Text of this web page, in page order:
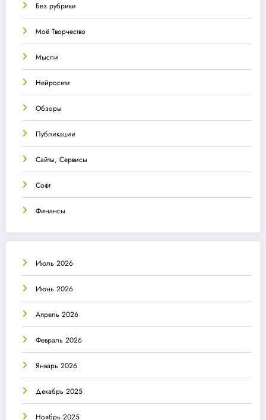
Без рубрики
Моё Творчество
Мысли
Нейросети
Обзоры
Публикации
Сайты, Сервисы
Софт
Финансы
Июль 2026
Июнь 2026
Апрель 2026
Февраль 2026
Январь 2026
Декабрь 2025
Ноябрь 2025